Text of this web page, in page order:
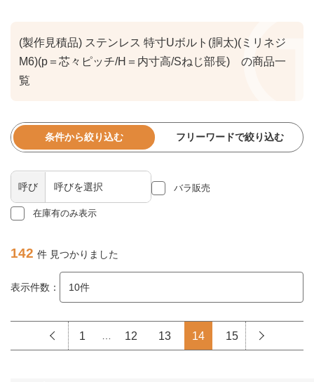
P128 / P130 / P144 / P147 / P148 / P174 / P176 /
P228 / P230 / P250 / P256 / P308
(製作見積品) ステンレス 特寸Uボルト(胴太)(ミリネジ
M6)(p＝芯々ピッチ/H＝内寸高/Sねじ部長) の商品一
覧
条件から絞り込む フリーワードで絞り込む
呼び バラ販売
在庫有のみ表示
142 件 見つかりました
表示件数：
1 12 13 14 15